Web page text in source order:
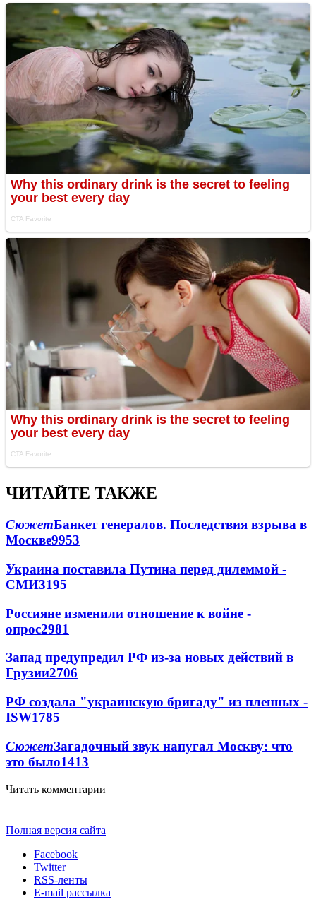
ЧИТАЙТЕ ТАКЖЕ
СюжетБанкет генералов. Последствия взрыва в
Москве9953
Украина поставила Путина перед дилеммой -
СМИ3195
Россияне изменили отношение к войне -
опрос2981
Запад предупредил РФ из-за новых действий в
Грузии2706
РФ создала "украинскую бригаду" из пленных -
ISW1785
СюжетЗагадочный звук напугал Москву: что
это было1413
Читать комментарии
Полная версия сайта
Facebook
Twitter
RSS-ленты
E-mail рассылка